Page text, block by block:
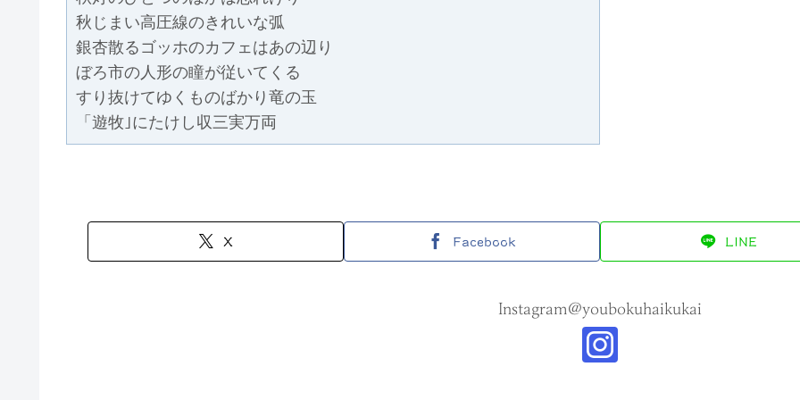
秋じまい高圧線のきれいな弧
銀杏散るゴッホのカフェはあの辺り
ぼろ市の人形の瞳が従いてくる
すり抜けてゆくものばかり竜の玉
「遊牧｣にたけし収三実万両
X Facebook LINE
Instagram@youbokuhaikukai